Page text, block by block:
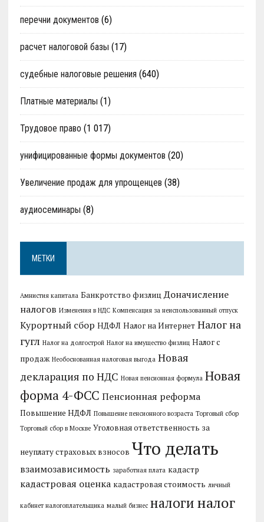
перечни документов (6)
расчет налоговой базы (17)
судебные налоговые решения (640)
Платные материалы (1)
Трудовое право (1 017)
унифицированные формы документов (20)
Увеличение продаж для упрощенцев (38)
аудиосеминары (8)
МЕТКИ
Амнистия капитала Банкротство физлиц Доначисление
налогов Изменения в НДС Компенсация за неиспользованный отпуск
Курортный сбор НДФЛ Налог на Интернет Налог на
гугл Налог на долгострой Налог на имущество физлиц Налог с
продаж Необоснованная налоговая выгода Новая
декларация по НДС Новая пенсионная формула Новая
форма 4-ФСС Пенсионная реформа
Повышение НДФЛ Повышение пенсионного возраста Торговый сбор
Торговый сбор в Москве Уголовная ответственность за
неуплату страховых взносов Что делать
взаимозависимость заработная плата кадастр
кадастровая оценка кадастровая стоимость личный
кабинет налогоплательщика малый бизнес налоги налог